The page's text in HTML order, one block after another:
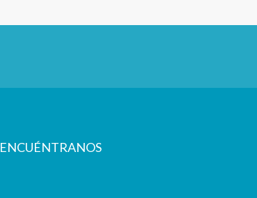
ENCUÉNTRANOS